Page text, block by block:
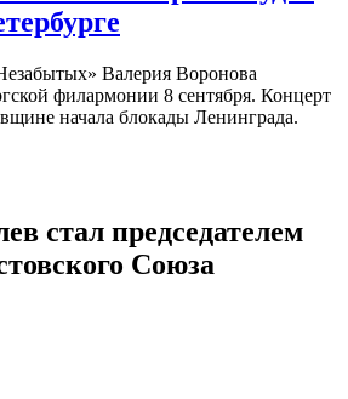
Валерия Воронова
филармонии 8 сентября. Концерт
начала блокады Ленинграда.
стал председателем
Союза